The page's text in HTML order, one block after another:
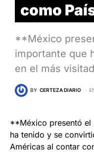
como
**México
importante que
en el más
BY CERTEZA DIARIO
**México presentó el
ha tenido y se
Américas al contar